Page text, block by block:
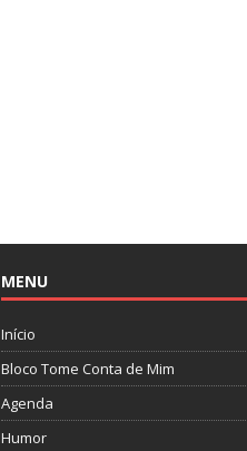
MENU
Início
Bloco Tome Conta de Mim
Agenda
Humor